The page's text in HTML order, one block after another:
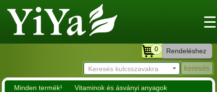
☰
Keresés kulcsszavakra
0 Rendeléshez
Minden termék¹
Vitaminok és ásványi anyagok